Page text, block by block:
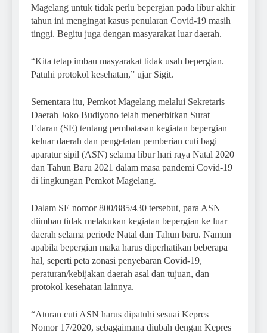
Magelang untuk tidak perlu bepergian pada libur akhir
tahun ini mengingat kasus penularan Covid-19 masih
tinggi. Begitu juga dengan masyarakat luar daerah.
“Kita tetap imbau masyarakat tidak usah bepergian.
Patuhi protokol kesehatan,” ujar Sigit.
Sementara itu, Pemkot Magelang melalui Sekretaris
Daerah Joko Budiyono telah menerbitkan Surat
Edaran (SE) tentang pembatasan kegiatan bepergian
keluar daerah dan pengetatan pemberian cuti bagi
aparatur sipil (ASN) selama libur hari raya Natal 2020
dan Tahun Baru 2021 dalam masa pandemi Covid-19
di lingkungan Pemkot Magelang.
Dalam SE nomor 800/885/430 tersebut, para ASN
diimbau tidak melakukan kegiatan bepergian ke luar
daerah selama periode Natal dan Tahun baru. Namun
apabila bepergian maka harus diperhatikan beberapa
hal, seperti peta zonasi penyebaran Covid-19,
peraturan/kebijakan daerah asal dan tujuan, dan
protokol kesehatan lainnya.
“Aturan cuti ASN harus dipatuhi sesuai Kepres
Nomor 17/2020, sebagaimana diubah dengan Kepres